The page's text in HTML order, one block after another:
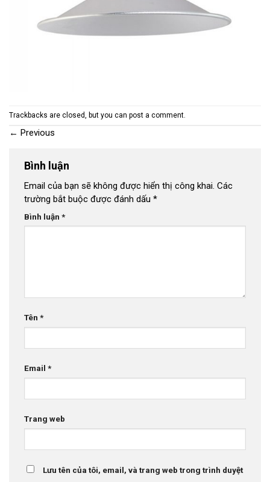
Trackbacks are closed, but you can post a comment.
← Previous
Bình luận
Email của bạn sẽ không được hiển thị công khai. Các
trường bắt buộc được đánh dấu *
Bình luận *
Tên *
Email *
Trang web
Lưu tên của tôi, email, và trang web trong trình duyệt